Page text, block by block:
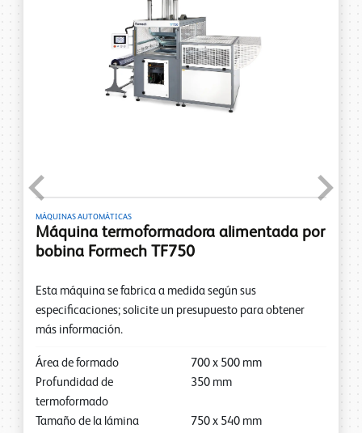
MÁQUINAS AUTOMÁTICAS
Máquina termoformadora alimentada por
bobina Formech TF750
Esta máquina se fabrica a medida según sus
especificaciones; solicite un presupuesto para obtener
más información.
Área de formado 700 x 500 mm
Profundidad de
termoformado
350 mm
Tamaño de la lámina 750 x 540 mm
Previous Next